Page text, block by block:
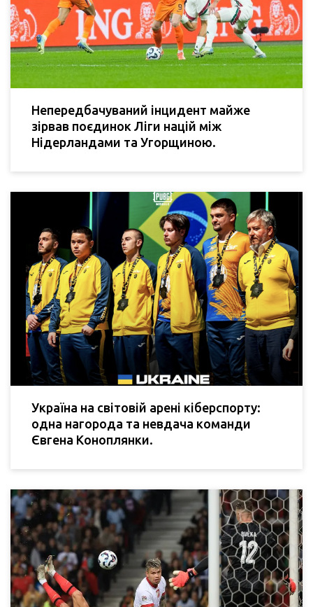
Непередбачуваний інцидент майже
зірвав поєдинок Ліги націй між
Нідерландами та Угорщиною.
Україна на світовій арені кіберспорту:
одна нагорода та невдача команди
Євгена Коноплянки.